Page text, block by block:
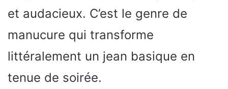
et audacieux. C’est le genre de
manucure qui transforme
littéralement un jean basique en
tenue de soirée.